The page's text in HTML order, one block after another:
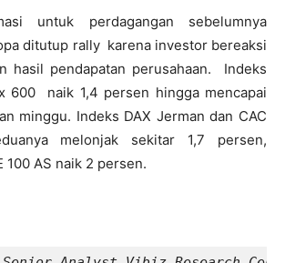
untuk perdagangan sebelumnya
ditutup rally karena investor bereaksi
hasil pendapatan perusahaan. Indeks
600 naik 1,4 persen hingga mencapai
minggu. Indeks DAX Jerman dan CAC
melonjak sekitar 1,7 persen,
100 AS naik 2 persen.